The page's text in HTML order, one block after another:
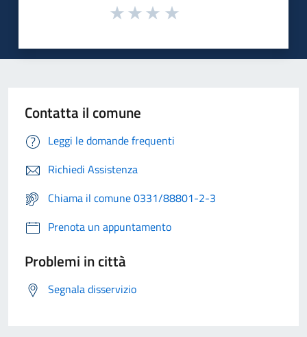
Contatta il comune
Leggi le domande frequenti
Richiedi Assistenza
Chiama il comune 0331/88801-2-3
Prenota un appuntamento
Problemi in città
Segnala disservizio